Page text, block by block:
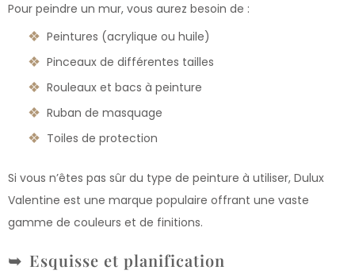
Pour peindre un mur, vous aurez besoin de :
Peintures (acrylique ou huile)
Pinceaux de différentes tailles
Rouleaux et bacs à peinture
Ruban de masquage
Toiles de protection
Si vous n’êtes pas sûr du type de peinture à utiliser, Dulux
Valentine est une marque populaire offrant une vaste
gamme de couleurs et de finitions.
Esquisse et planification